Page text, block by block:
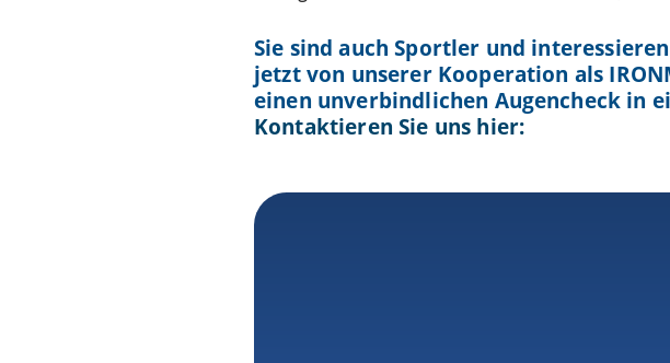
Sie sind auch Sportler und
jetzt von unserer Kooperation als
einen unverbindlichen Augencheck in
Kontaktieren Sie uns hier: